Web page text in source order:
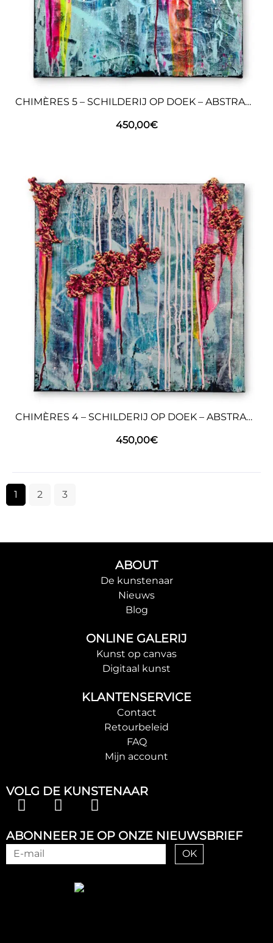
CHIMÈRES 5 – SCHILDERIJ OP DOEK – ABSTRACTE KUNST
450,00€
CHIMÈRES 4 – SCHILDERIJ OP DOEK – ABSTRACTE KUNST
450,00€
1 2 3
ABOUT
De kunstenaar
Nieuws
Blog
ONLINE GALERIJ
Kunst op canvas
Digitaal kunst
KLANTENSERVICE
Contact
Retourbeleid
FAQ
Mijn account
VOLG DE KUNSTENAAR
ABONNEER JE OP ONZE NIEUWSBRIEF
OK